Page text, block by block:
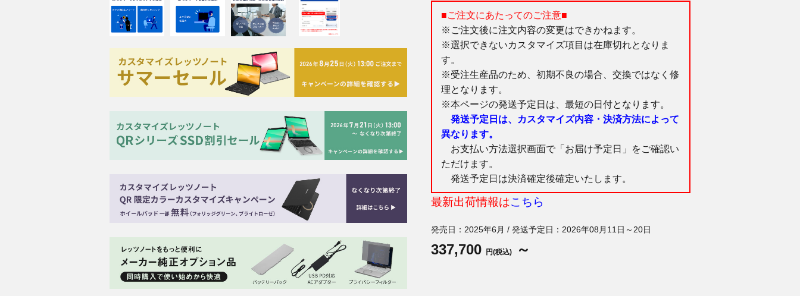
■ご注文にあたってのご注意■
※ご注文後に注文内容の変更はできかねます。
※選択できないカスタマイズ項目は在庫切れとなりま
す。
※受注生産品のため、初期不良の場合、交換ではなく修
理となります。
※本ページの発送予定日は、最短の日付となります。
発送予定日は、カスタマイズ内容・決済方法によって
異なります。
お支払い方法選択画面で「お届け予定日」をご確認い
ただけます。
発送予定日は決済確定後確定いたします。
最新出荷情報はこちら
発売日：2025年6月 / 発送予定日：2026年08月11日～20日
337,700 円(税込) ～